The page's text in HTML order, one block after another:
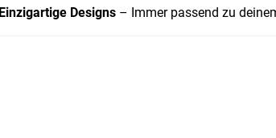
Einzigartige Designs– Immer passend zu